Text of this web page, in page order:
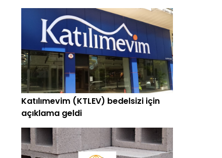
Katılımevim (KTLEV) bedelsizi için
açıklama geldi